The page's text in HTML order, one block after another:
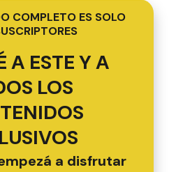
COMPLETO ES SOLO
A ESTE Y A
LOS
a disfrutar